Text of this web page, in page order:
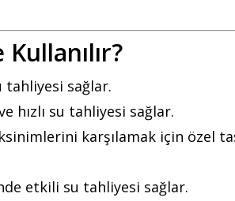
tahliyesi sağlar.
hızlı su tahliyesi sağlar.
karşılamak için özel
etkili su tahliyesi sağlar.